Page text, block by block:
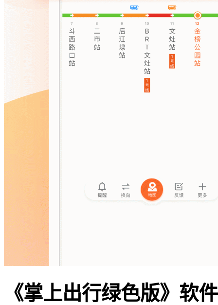
《掌上出行绿色版》软